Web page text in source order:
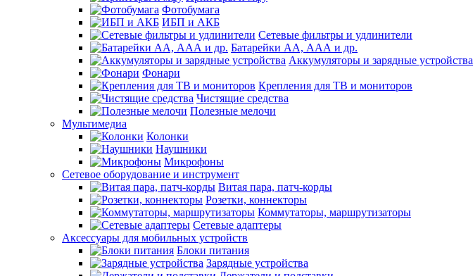
Фотобумага
ИБП и АКБ
Сетевые фильтры и удлинители
Батарейки АА, ААА и др.
Аккумуляторы и зарядные устройства
Фонари
Крепления для ТВ и мониторов
Чистящие средства
Полезные мелочи
Мультимедиа
Колонки
Наушники
Микрофоны
Сетевое оборудование и инструмент
Витая пара, патч-корды
Розетки, коннекторы
Коммутаторы, маршрутизаторы
Сетевые адаптеры
Аксессуары для мобильных устройств
Блоки питания
Зарядные устройства